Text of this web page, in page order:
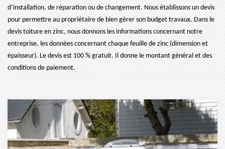
d’installation, de réparation ou de changement. Nous établissons un devis
pour permettre au propriétaire de bien gérer son budget travaux. Dans le
devis toiture en zinc, nous donnons les informations concernant notre
entreprise, les données concernant chaque feuille de zinc (dimension et
épaisseur). Le devis est 100 % gratuit. Il donne le montant général et des
conditions de paiement.